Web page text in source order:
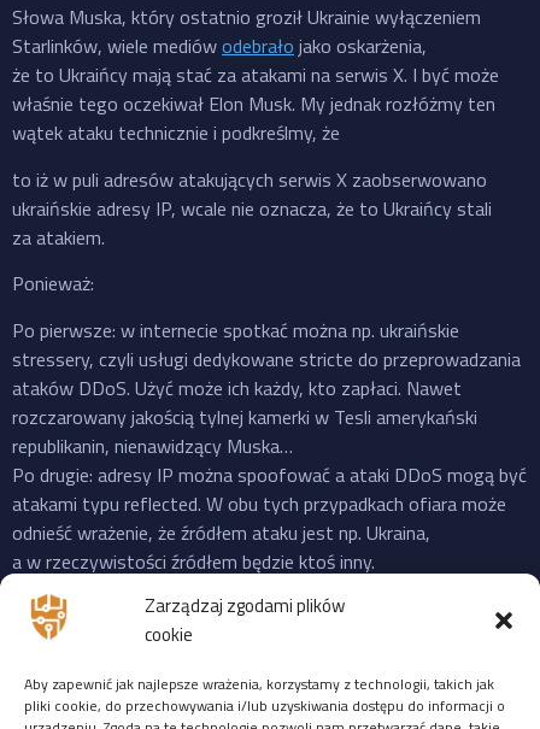
Zarządzaj zgodami plików
cookie
Aby zapewnić jak najlepsze wrażenia, korzystamy z technologii, takich jak
pliki cookie, do przechowywania i/lub uzyskiwania dostępu do informacji o
Słowa Muska, który ostatnio groził Ukrainie wyłączeniem
Starlinków, wiele mediówodebrało jako oskarżenia,
że to Ukraińcy mają stać za atakami na serwis X. I być może
właśnie tego oczekiwał Elon Musk. My jednak rozłóżmy ten
wątek ataku technicznie i podkreślmy, że
to iż w puli adresów atakujących serwis X zaobserwowano
ukraińskie adresy IP, wcale nie oznacza, że to Ukraińcy stali
za atakiem.
Ponieważ:
Po pierwsze: w internecie spotkać można np. ukraińskie
stressery, czyli usługi dedykowane stricte do przeprowadzania
ataków DDoS. Użyć może ich każdy, kto zapłaci. Nawet
rozczarowany jakością tylnej kamerki w Tesli amerykański
republikanin, nienawidzący Muska…
Po drugie: adresy IP można spoofować a ataki DDoS mogą być
atakami typu reflected. W obu tych przypadkach ofiara może
odnieść wrażenie, że źródłem ataku jest np. Ukraina,
a w rzeczywistości źródłem będzie ktoś inny.
Po trzecie: do ataku na X “przyznała się” propalestyńska grupa
o cudownej nazwie “Mroczna Burza”, która powstała jeszcze
w 2023 i ma na swoim koncie ataki na cele zarówno w US,
Izraelu czy EU. Ale podobnie jak Musk, grupy “hakerskie” też
często mijają się z prawdą, więc niekoniecznie trzeba ufać